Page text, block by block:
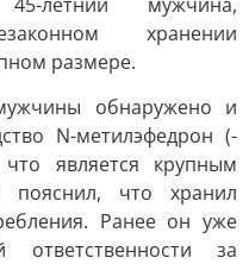
хранении
размере.
обнаружено и
N-метилэфедрон (-
является крупным
пояснил, что хранил
Ранее он уже
ответственности за